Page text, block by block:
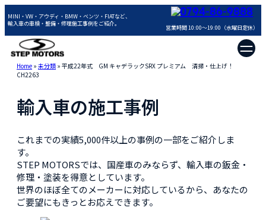
MINI・VW・アウディ・BMW・ベンツ・FIATなど、
輸入車の車検・整備・修理施工事例をご紹介。
0794-86-9888
営業時間 10:00～19:00（水曜日定休）
Home » 未分類 » 平成22年式 GM キャデラックSRX プレミアム 清掃・仕上げ！
CH2263
輸入車の施工事例
これまでの実績5,000件以上の事例の一部をご紹介しま
す。
STEP MOTORSでは、国産車のみならず、輸入車の鈑金・
修理・塗装を得意としています。
世界のほぼ全てのメーカーに対応しているから、あなたの
ご要望にもきっとお応えできます。